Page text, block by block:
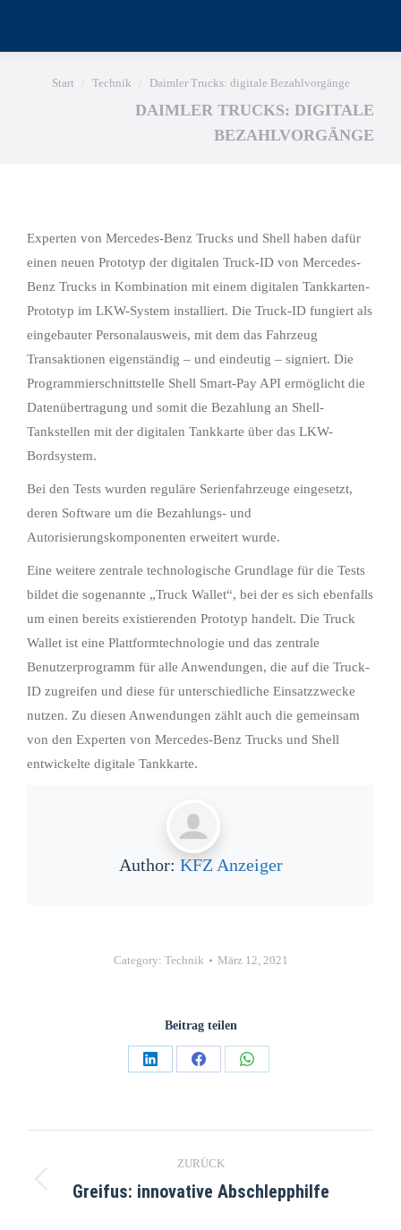
Sie befinden sich hier:
Start Technik Daimler Trucks: digitale Bezahlvorgänge
DAIMLER TRUCKS: DIGITALE
BEZAHLVORGÄNGE
Experten von Mercedes-Benz Trucks und Shell haben dafür
einen neuen Prototyp der digitalen Truck-ID von Mercedes-
Benz Trucks in Kombination mit einem digitalen Tankkarten-
Prototyp im LKW-System installiert. Die Truck-ID fungiert als
eingebauter Personalausweis, mit dem das Fahrzeug
Transaktionen eigenständig – und eindeutig – signiert. Die
Programmierschnittstelle Shell Smart-Pay API ermöglicht die
Datenübertragung und somit die Bezahlung an Shell-
Tankstellen mit der digitalen Tankkarte über das LKW-
Bordsystem.
Bei den Tests wurden reguläre Serienfahrzeuge eingesetzt,
deren Software um die Bezahlungs- und
Autorisierungskomponenten erweitert wurde.
Eine weitere zentrale technologische Grundlage für die Tests
bildet die sogenannte „Truck Wallet“, bei der es sich ebenfalls
um einen bereits existierenden Prototyp handelt. Die Truck
Wallet ist eine Plattformtechnologie und das zentrale
Benutzerprogramm für alle Anwendungen, die auf die Truck-
ID zugreifen und diese für unterschiedliche Einsatzzwecke
nutzen. Zu diesen Anwendungen zählt auch die gemeinsam
von den Experten von Mercedes-Benz Trucks und Shell
entwickelte digitale Tankkarte.
Author: KFZ Anzeiger
Category: Technik März 12, 2021
Beitrag teilen
ZURÜCK
Greifus: innovative Abschlepphilfe